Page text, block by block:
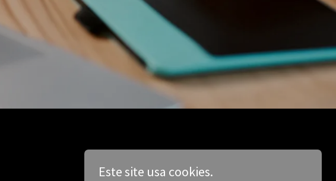
Este site usa cookies.